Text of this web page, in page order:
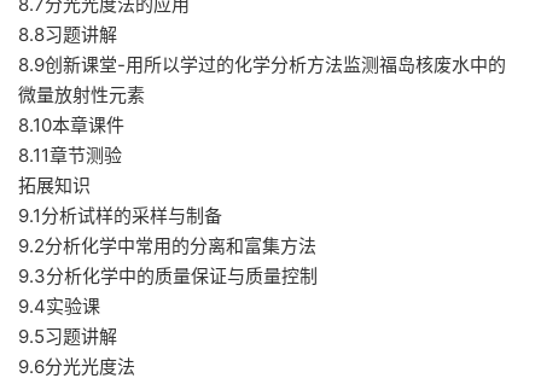
8.8习题讲解
8.9创新课堂-用所以学过的化学分析方法监测福岛核废水中的
微量放射性元素
8.10本章课件
8.11章节测验
拓展知识
9.1分析试样的采样与制备
9.2分析化学中常用的分离和富集方法
9.3分析化学中的质量保证与质量控制
9.4实验课
9.5习题讲解
9.6分光光度法